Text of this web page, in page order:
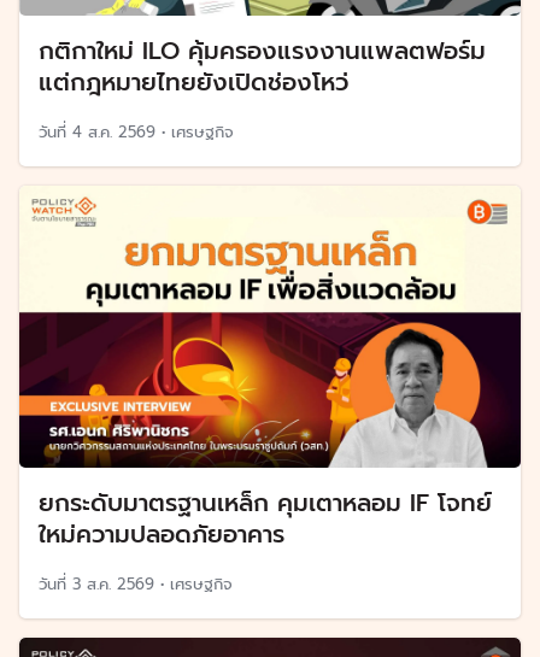
กติกาใหม่ ILO คุ้มครองแรงงานแพลตฟอร์ม
แต่กฎหมายไทยยังเปิดช่องโหว่
วันที่ 4 ส.ค. 2569 • เศรษฐกิจ
ยกระดับมาตรฐานเหล็ก คุมเตาหลอม IF โจทย์
ใหม่ความปลอดภัยอาคาร
วันที่ 3 ส.ค. 2569 • เศรษฐกิจ